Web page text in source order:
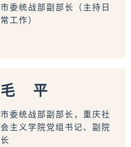
市委统战部副部长（主持日
常工作）
毛 平
市委统战部副部长，重庆社
会主义学院党组书记、副院
长